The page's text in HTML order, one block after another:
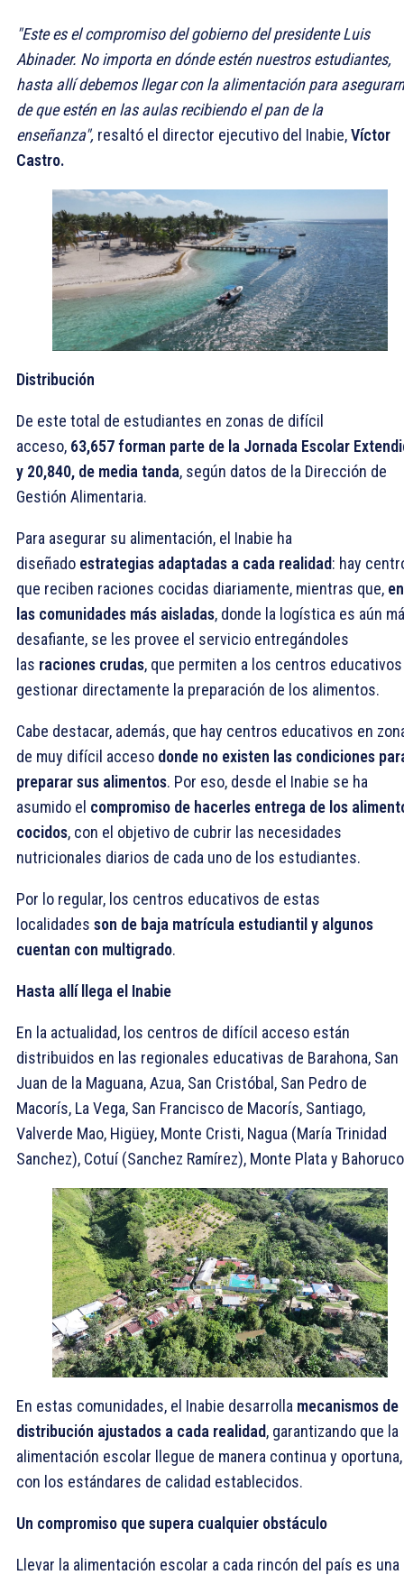
"Este es el compromiso del gobierno del presidente Luis
Abinader. No importa en dónde estén nuestros estudiantes,
hasta allí debemos llegar con la alimentación para
de que estén en las aulas recibiendo el pan de la
enseñanza", resaltó el director ejecutivo del Inabie,Víctor
Castro.
Distribución
De este total de estudiantes en zonas de difícil
acceso, 63,657 forman parte de la Jornada Escolar
y 20,840, de media tanda, según datos de la Dirección de
Gestión Alimentaria.
Para asegurar su alimentación, el Inabie ha
diseñado estrategias adaptadas a cada realidad: hay
que reciben raciones cocidas diariamente, mientras que, en
las comunidades más aisladas, donde la logística es aún
desafiante, se les provee el servicio entregándoles
las raciones crudas, que permiten a los centros educativos
gestionar directamente la preparación de los alimentos.
Cabe destacar, además, que hay centros educativos en
de muy difícil acceso donde no existen las condiciones
preparar sus alimentos. Por eso, desde el Inabie se ha
asumido el compromiso de hacerles entrega de los
cocidos, con el objetivo de cubrir las necesidades
nutricionales diarios de cada uno de los estudiantes.
Por lo regular, los centros educativos de estas
localidades son de baja matrícula estudiantil y algunos
cuentan con multigrado.
Hasta allí llega el Inabie
En la actualidad, los centros de difícil acceso están
distribuidos en las regionales educativas de Barahona, San
Juan de la Maguana, Azua, San Cristóbal, San Pedro de
Macorís, La Vega, San Francisco de Macorís, Santiago,
Valverde Mao, Higüey, Monte Cristi, Nagua (María Trinidad
Sanchez), Cotuí (Sanchez Ramírez), Monte Plata y
En estas comunidades, el Inabie desarrolla mecanismos de
distribución ajustados a cada realidad, garantizando que la
alimentación escolar llegue de manera continua y oportuna,
con los estándares de calidad establecidos.
Un compromiso que supera cualquier obstáculo
Llevar la alimentación escolar a cada rincón del país es una